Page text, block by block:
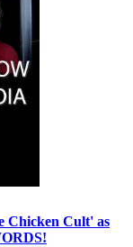
Chicken Cult' as